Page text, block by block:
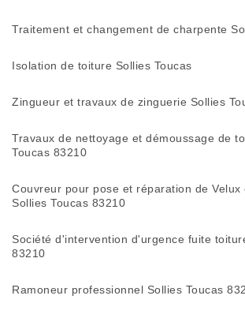
Traitement et changement de charpente
Isolation de toiture Sollies Toucas
Zingueur et travaux de zinguerie Sollies
Travaux de nettoyage et démoussage de
Toucas 83210
Couvreur pour pose et réparation de
Sollies Toucas 83210
Société d'intervention d'urgence fuite
83210
Ramoneur professionnel Sollies Toucas